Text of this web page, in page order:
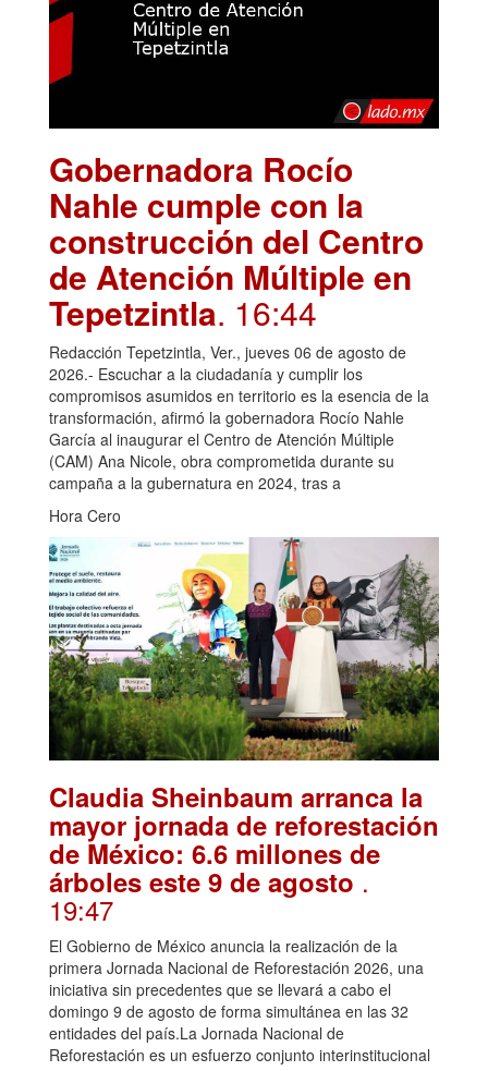
Gobernadora Rocío
Nahle cumple con la
construcción del Centro
de Atención Múltiple en
Tepetzintla. 16:44
Redacción Tepetzintla, Ver., jueves 06 de agosto de
2026.- Escuchar a la ciudadanía y cumplir los
compromisos asumidos en territorio es la esencia de la
transformación, afirmó la gobernadora Rocío Nahle
García al inaugurar el Centro de Atención Múltiple
(CAM) Ana Nicole, obra comprometida durante su
campaña a la gubernatura en 2024, tras a
Hora Cero
Claudia Sheinbaum arranca la
mayor jornada de reforestación
de México: 6.6 millones de
árboles este 9 de agosto .
19:47
El Gobierno de México anuncia la realización de la
primera Jornada Nacional de Reforestación 2026, una
iniciativa sin precedentes que se llevará a cabo el
domingo 9 de agosto de forma simultánea en las 32
entidades del país.La Jornada Nacional de
Reforestación es un esfuerzo conjunto interinstitucional